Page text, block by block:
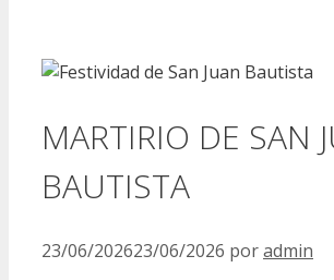
MARTIRIO DE SAN
BAUTISTA
23/06/202623/06/2026 poradmin